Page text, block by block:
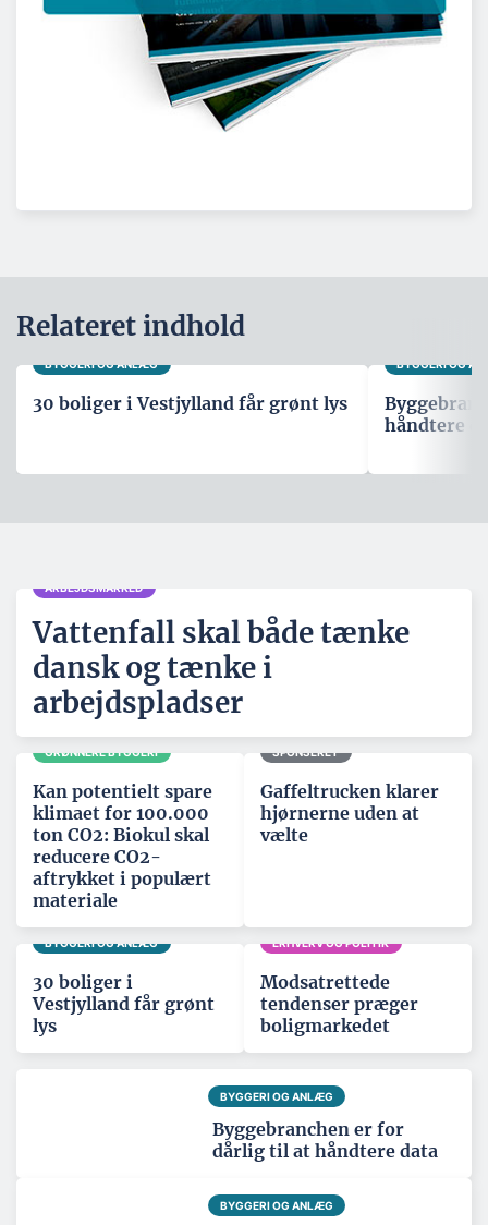
Relateret indhold
BYGGERI OG ANLÆG
30 boliger i Vestjylland får grønt lys
BYGGERI OG
håndtere
ARBEJDSMARKED
Vattenfall skal både tænke
dansk og tænke i
arbejdspladser
GRØNNERE BYGGERI
Kan potentielt spare
klimaet for 100.000
ton CO2: Biokul skal
reducere CO2-
aftrykket i populært
materiale
SPONSERET
Gaffeltrucken klarer
hjørnerne uden at
vælte
BYGGERI OG ANLÆG
30 boliger i
Vestjylland får grønt
lys
ERHVERV OG POLITIK
Modsatrettede
tendenser præger
boligmarkedet
BYGGERI OG ANLÆG
Byggebranchen er for
dårlig til at håndtere data
BYGGERI OG ANLÆG